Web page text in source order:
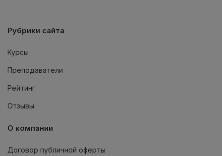
Рубрики сайта
Курсы
Преподаватели
Рейтинг
Отзывы
О компании
Договор публичной оферты